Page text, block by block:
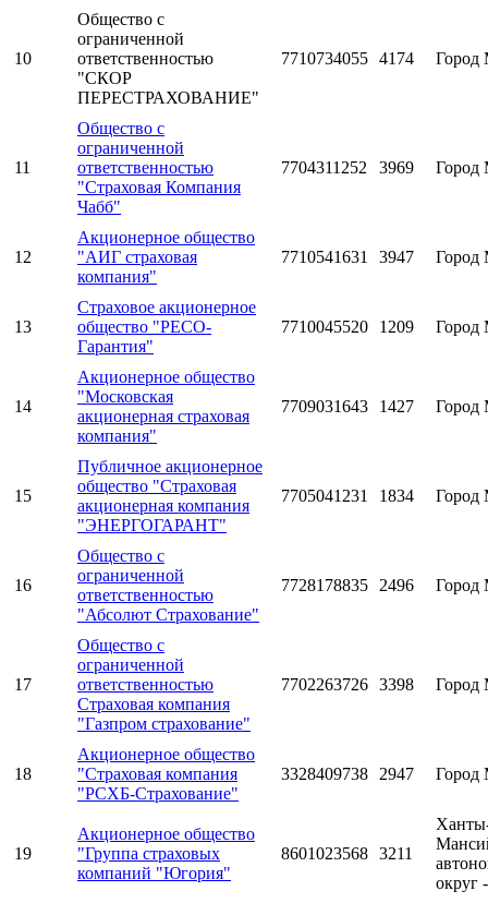
10
Общество с
ограниченной
ответственностью
"СКОР
ПЕРЕСТРАХОВАНИЕ"
7710734055 4174 Город
11
Общество с
ограниченной
ответственностью
"Страховая Компания
Чабб"
7704311252 3969 Город
12
Акционерное общество
"АИГ страховая
компания"
7710541631 3947 Город
13
Страховое акционерное
общество "РЕСО-
Гарантия"
7710045520 1209 Город
14
Акционерное общество
"Московская
акционерная страховая
компания"
7709031643 1427 Город
15
Публичное акционерное
общество "Страховая
акционерная компания
"ЭНЕРГОГАРАНТ"
7705041231 1834 Город
16
Общество с
ограниченной
ответственностью
"Абсолют Страхование"
7728178835 2496 Город
17
Общество с
ограниченной
ответственностью
Страховая компания
"Газпром страхование"
7702263726 3398 Город
18
Акционерное общество
"Страховая компания
"РСХБ-Страхование"
3328409738 2947 Город
19
Акционерное общество
"Группа страховых
компаний "Югория"
8601023568 3211
округ